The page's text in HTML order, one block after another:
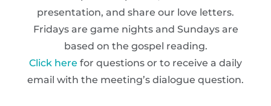
presentation, and share our love letters.
Fridays are game nights and Sundays are
based on the gospel reading.
Click here for questions or to receive a daily
email with the meeting’s dialogue question.